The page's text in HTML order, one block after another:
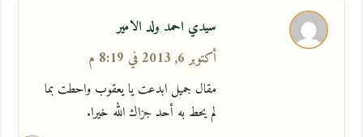
سيدي احمد ولد الامير
أكتوبر 6, 2013 في 8:19 م
مقال جميل ابدعت يا يعقوب واحطت بما
لم يحط به أحد جزاك الله خيرا.